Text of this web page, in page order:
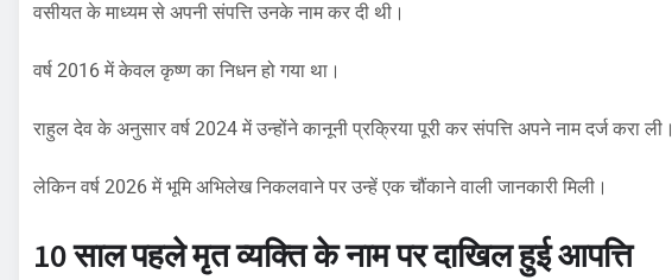
वसीयत के माध्यम से अपनी संपत्ति उनके नाम कर दी थी।
वर्ष 2016 में केवल कृष्ण का निधन हो गया था।
राहुल देव के अनुसार वर्ष 2024 में उन्होंने कानूनी प्रक्रिया पूरी कर संपत्ति अपने नाम दर्ज करा ली।
लेकिन वर्ष 2026 में भूमि अभिलेख निकलवाने पर उन्हें एक चौंकाने वाली जानकारी मिली।
10 साल पहले मृत व्यक्ति के नाम पर दाखिल हुई आपत्ति